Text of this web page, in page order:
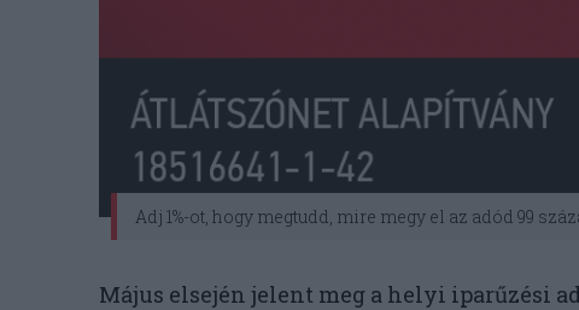
Adj 1%-ot, hogy megtudd, mire megy el az adód 99
Május elsején jelent meg a helyi iparűzési